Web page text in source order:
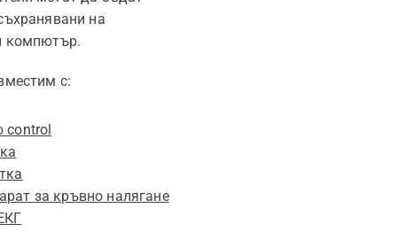
на
компютър.
с:
control
за кръвно налягане